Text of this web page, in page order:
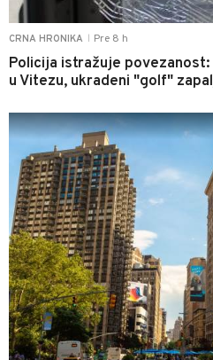
CRNA HRONIKA Pre 8 h
Policija istražuje povezanost:
u Vitezu, ukradeni "golf"